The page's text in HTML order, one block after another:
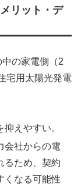
リット・デ
の家電側（2
宅用太陽光発電
えやすい。
会社からの電
るため、契約
くなる可能性